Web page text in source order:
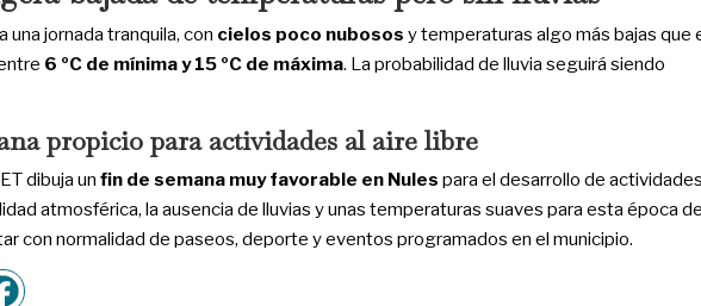
una jornada tranquila, con cielos poco nubosos y temperaturas algo más bajas que
6 ºC de mínima y 15 ºC de máxima. La probabilidad de lluvia seguirá siendo
propicio para actividades al aire libre
dibuja un fin de semana muy favorable en Nules para el desarrollo de actividades
atmosférica, la ausencia de lluvias y unas temperaturas suaves para esta época
con normalidad de paseos, deporte y eventos programados en el municipio.